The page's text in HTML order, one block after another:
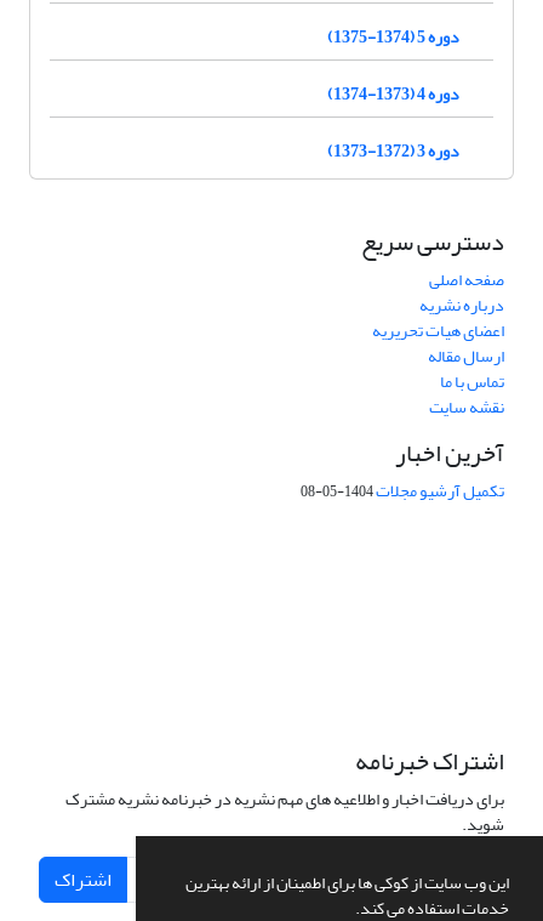
این وب سایت از کوکی ها برای اطمینان از ارائه بهترین
خدمات استفاده می کند.
دوره 5 (1374-1375)
دوره 4 (1373-1374)
دوره 3 (1372-1373)
دسترسی سریع
صفحه اصلی
درباره نشریه
اعضای هیات تحریریه
ارسال مقاله
تماس با ما
نقشه سایت
آخرین اخبار
تکمیل آرشیو مجلات1404-05-08
اشتراک خبرنامه
برای دریافت اخبار و اطلاعیه های مهم نشریه در خبرنامه نشریه مشترک
شوید.
اشتراک